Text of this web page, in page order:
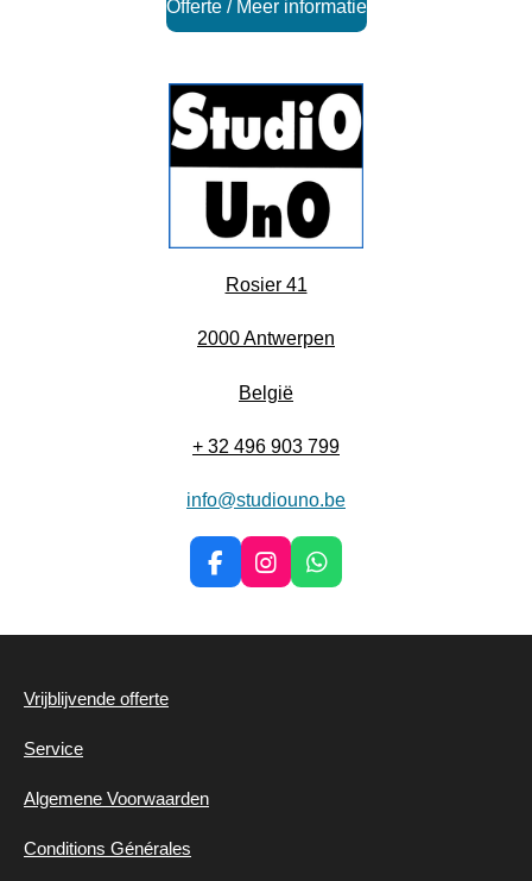
Offerte / Meer informatie
Rosier 41
2000 Antwerpen
België
+ 32 496 903 799
info@studiouno.be
F
a
e
I
n
t
W
h
t
Vrijblijvende offerte
Service
Algemene Voorwaarden
Conditions Générales